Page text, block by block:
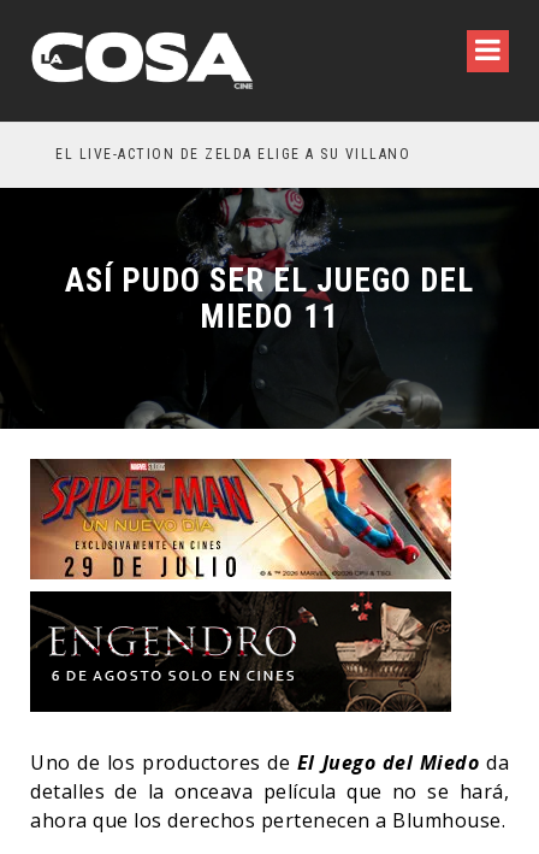
EL LIVE-ACTION DE ZELDA ELIGE A SU VILLANO
ASÍ PUDO SER EL JUEGO DEL
MIEDO 11
Uno de los productores de El Juego del Miedo da
detalles de la onceava película que no se hará,
ahora que los derechos pertenecen a Blumhouse.